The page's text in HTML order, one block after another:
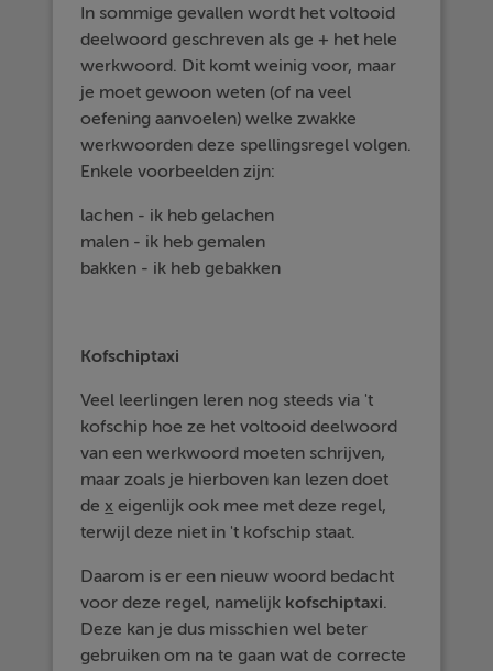
In sommige gevallen wordt het voltooid
deelwoord geschreven als ge + het hele
werkwoord. Dit komt weinig voor, maar
je moet gewoon weten (of na veel
oefening aanvoelen) welke zwakke
werkwoorden deze spellingsregel volgen.
Enkele voorbeelden zijn:
lachen - ik heb gelachen
malen - ik heb gemalen
bakken - ik heb gebakken
Kofschiptaxi
Veel leerlingen leren nog steeds via 't
kofschip hoe ze het voltooid deelwoord
van een werkwoord moeten schrijven,
maar zoals je hierboven kan lezen doet
dex eigenlijk ook mee met deze regel,
terwijl deze niet in 't kofschip staat.
Daarom is er een nieuw woord bedacht
voor deze regel, namelijk kofschiptaxi.
Deze kan je dus misschien wel beter
gebruiken om na te gaan wat de correcte